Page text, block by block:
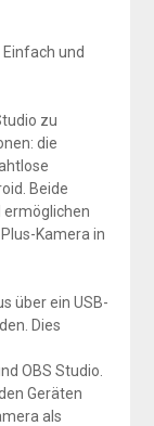
und
zu
die
Beide
ermöglichen
Kamera in
über ein USB-
Dies
OBS Studio.
Geräten
als